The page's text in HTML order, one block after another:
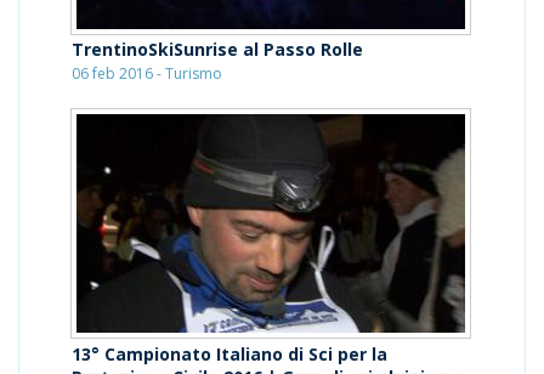
TrentinoSkiSunrise al Passo Rolle
06 feb 2016 - Turismo
13° Campionato Italiano di Sci per la